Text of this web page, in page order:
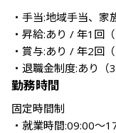
・手当:地域手当、
・昇給:あり / 年1回
・賞与:あり / 年2回
・退職金制度:あり（
勤務時間
固定時間制
・就業時間:09:00～